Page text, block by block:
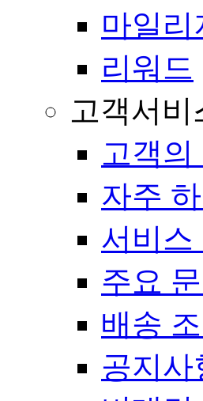
마일리
리워드
고객서비
고객의
자주
서비스
주요
배송
공지사